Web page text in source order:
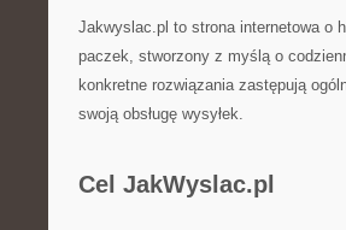
Jakwyslac.pl to strona internetowa o
paczek, stworzony z myślą o
konkretne rozwiązania zastępują
swoją obsługę wysyłek.
Cel JakWyslac.pl